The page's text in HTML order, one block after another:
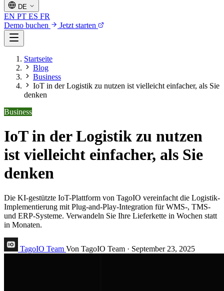
DE
EN PT ES FR
Demo buchen
Jetzt starten
Startseite
Blog
Business
IoT in der Logistik zu nutzen ist vielleicht einfacher, als Sie
denken
Business
IoT in der Logistik zu nutzen
ist vielleicht einfacher, als Sie
denken
Die KI-gestützte IoT-Plattform von TagoIO vereinfacht die Logistik-
Implementierung mit Plug-and-Play-Integration für WMS-, TMS-
und ERP-Systeme. Verwandeln Sie Ihre Lieferkette in Wochen statt
in Monaten.
TagoIO Team Von TagoIO Team · September 23, 2025